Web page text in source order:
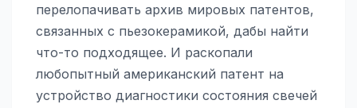
перелопачивать архив мировых патентов,
связанных с пьезокерамикой, дабы найти
что-то подходящее. И раскопали
любопытный американский патент на
устройство диагностики состояния свечей